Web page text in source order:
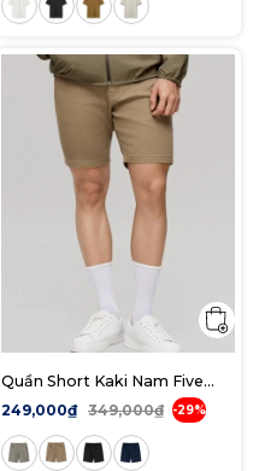
Quần Short Kaki Nam Five
Pocket Classic Form Slim
249,000₫ 349,000₫ -29%